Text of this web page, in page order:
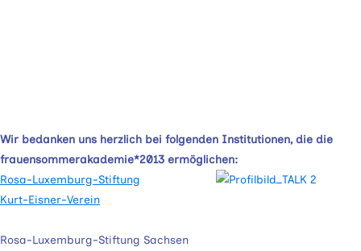
Wir bedanken uns herzlich bei folgenden Institutionen, die die
frauensommerakademie*2013 ermöglichen:
Rosa-Luxemburg-Stiftung
Kurt-Eisner-Verein
Rosa-Luxemburg-Stiftung Sachsen